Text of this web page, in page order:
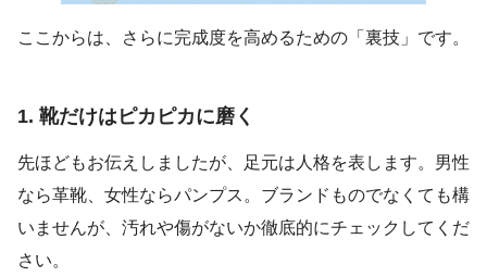
ここからは、さらに完成度を高めるための「裏技」です。
1. 靴だけはピカピカに磨く
先ほどもお伝えしましたが、足元は人格を表します。男性
なら革靴、女性ならパンプス。ブランドものでなくても構
いませんが、汚れや傷がないか徹底的にチェックしてくだ
さい。